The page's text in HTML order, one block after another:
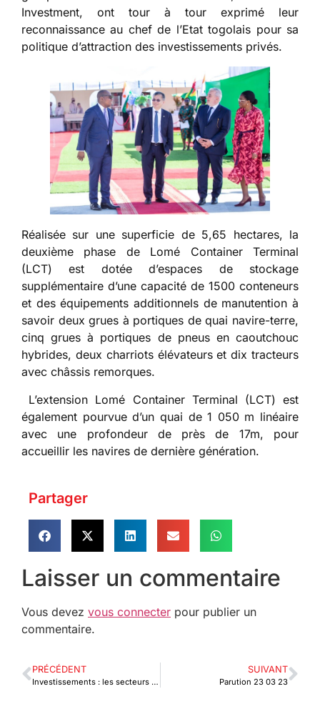
Investment, ont tour à tour exprimé leur
reconnaissance au chef de l’Etat togolais pour sa
politique d’attraction des investissements privés.
Réalisée sur une superficie de 5,65 hectares, la
deuxième phase de Lomé Container Terminal
(LCT) est dotée d’espaces de stockage
supplémentaire d’une capacité de 1500 conteneurs
et des équipements additionnels de manutention à
savoir deux grues à portiques de quai navire-terre,
cinq grues à portiques de pneus en caoutchouc
hybrides, deux charriots élévateurs et dix tracteurs
avec châssis remorques.
L’extension Lomé Container Terminal (LCT) est
également pourvue d’un quai de 1 050 m linéaire
avec une profondeur de près de 17m, pour
accueillir les navires de dernière génération.
Partager
Laisser un commentaire
Vous devez vous connecter pour publier un
commentaire.
PRÉCÉDENT
Investissements : les secteurs privés du Togo et du Maroc s’engagent
SUIVANT
Parution 23 03 23